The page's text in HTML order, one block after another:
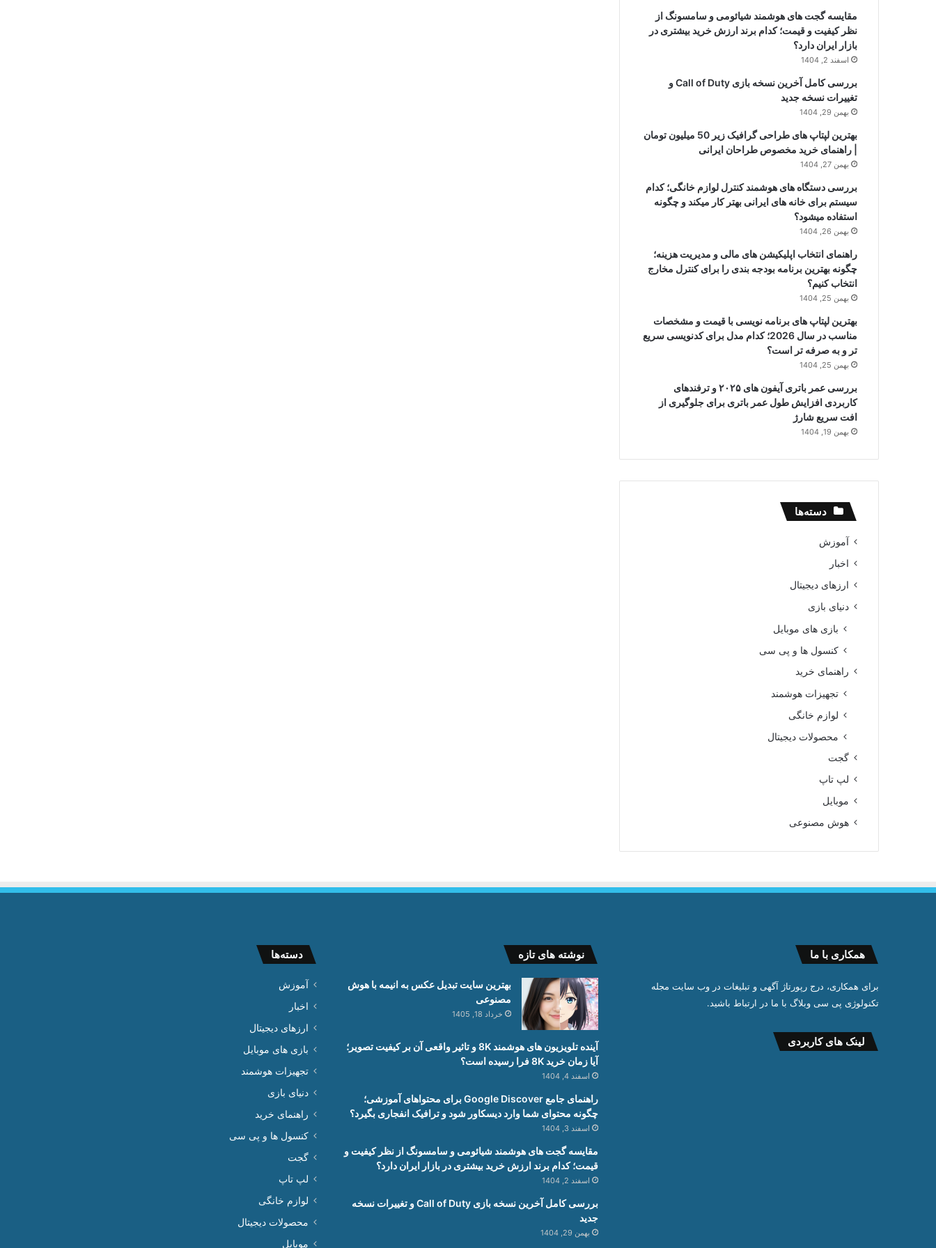
مقایسه گجت های هوشمند شیائومی و سامسونگ از
نظر کیفیت و قیمت؛ کدام برند ارزش خرید بیشتری در
بازار ایران دارد؟
اسفند 2, 1404
بررسی کامل آخرین نسخه بازی Call of Duty و
تغییرات نسخه جدید
بهمن 29, 1404
بهترین لپتاپ های طراحی گرافیک زیر 50 میلیون تومان
| راهنمای خرید مخصوص طراحان ایرانی
بهمن 27, 1404
بررسی دستگاه های هوشمند کنترل لوازم خانگی؛ کدام
سیستم برای خانه های ایرانی بهتر کار میکند و چگونه
استفاده میشود؟
بهمن 26, 1404
راهنمای انتخاب اپلیکیشن های مالی و مدیریت هزینه؛
چگونه بهترین برنامه بودجه بندی را برای کنترل مخارج
انتخاب کنیم؟
بهمن 25, 1404
بهترین لپتاپ های برنامه نویسی با قیمت و مشخصات
مناسب در سال 2026؛ کدام مدل برای کدنویسی سریع
تر و به صرفه تر است؟
بهمن 25, 1404
بررسی عمر باتری آیفون های ۲۰۲۵ و ترفندهای
کاربردی افزایش طول عمر باتری برای جلوگیری از
افت سریع شارژ
بهمن 19, 1404
دسته‌ها
آموزش
اخبار
ارزهای دیجیتال
دنیای بازی
بازی های موبایل
کنسول ها و پی سی
راهنمای خرید
تجهیزات هوشمند
لوازم خانگی
محصولات دیجیتال
گجت
لپ تاپ
موبایل
هوش مصنوعی
همکاری با ما
برای همکاری، درج رپورتاژ آگهی و تبلیغات در وب سایت مجله
تکنولوژی پی سی وبلاگ با ما در ارتباط باشید.
لینک های کاربردی
نوشته های تازه
بهترین سایت تبدیل عکس به انیمه با هوش
مصنوعی
خرداد 18, 1405
آینده تلویزیون های هوشمند 8K و تاثیر واقعی آن بر کیفیت تصویر؛
آیا زمان خرید 8K فرا رسیده است؟
اسفند 4, 1404
راهنمای جامع Google Discover برای محتواهای آموزشی؛
چگونه محتوای شما وارد دیسکاور شود و ترافیک انفجاری بگیرد؟
اسفند 3, 1404
مقایسه گجت های هوشمند شیائومی و سامسونگ از نظر کیفیت و
قیمت؛ کدام برند ارزش خرید بیشتری در بازار ایران دارد؟
اسفند 2, 1404
بررسی کامل آخرین نسخه بازی Call of Duty و تغییرات نسخه
جدید
بهمن 29, 1404
دسته‌ها
آموزش
اخبار
ارزهای دیجیتال
بازی های موبایل
تجهیزات هوشمند
دنیای بازی
راهنمای خرید
کنسول ها و پی سی
گجت
لپ تاپ
لوازم خانگی
محصولات دیجیتال
موبایل